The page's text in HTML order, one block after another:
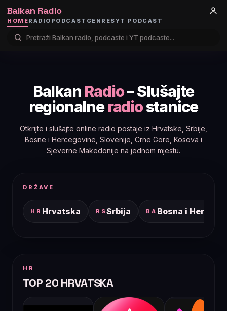
Balkan Radio
HOMERADIO PODCAST GENRESYT PODCAST
Balkan Radio– Slušajte
regionalneradiostanice
Otkrijte i slušajte online radio postaje iz Hrvatske, Srbije,
Bosne i Hercegovine, Slovenije, Crne Gore, Kosova i
Sjeverne Makedonije na jednom mjestu.
DRŽAVE
HR Hrvatska RSSrbija BA Bosna i
HR
TOP 20 HRVATSKA